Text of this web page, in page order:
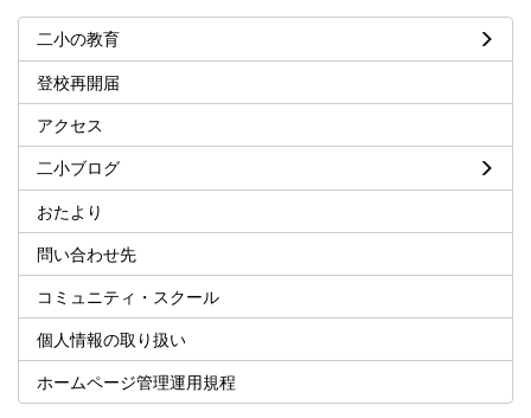
二小の教育
登校再開届
アクセス
二小ブログ
おたより
問い合わせ先
コミュニティ・スクール
個人情報の取り扱い
ホームページ管理運用規程